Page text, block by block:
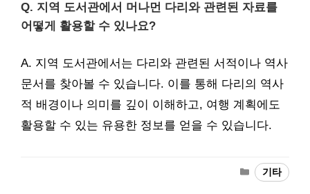
Q. 지역 도서관에서 머나먼 다리와 관련된 자료를
어떻게 활용할 수 있나요?
A. 지역 도서관에서는 다리와 관련된 서적이나 역사
문서를 찾아볼 수 있습니다. 이를 통해 다리의 역사
적 배경이나 의미를 깊이 이해하고, 여행 계획에도
활용할 수 있는 유용한 정보를 얻을 수 있습니다.
Categories
기타